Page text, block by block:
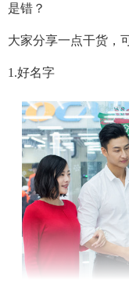
是错？
大家分享一点干货，
1.好名字